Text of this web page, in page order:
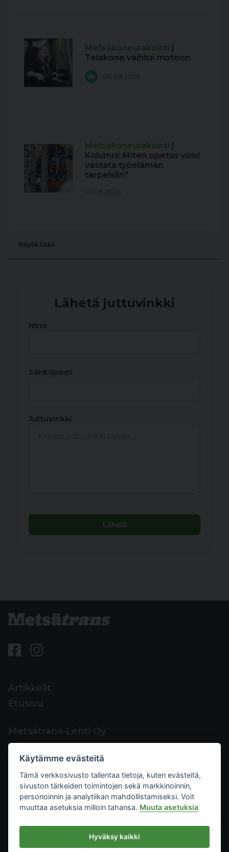
Metsäkoneurakointi |
Telakone vaihtui motoon
08.08.2026
Metsäkoneurakointi |
Kolumni: Miten opetus voisi
vastata työelämän
tarpeisiin?
07.08.2026
Näytä lisää
Lähetä juttuvinkki
Nimi
Sähköposti
Juttuvinkki
Lähetä
Artikkelit
Etusivu
Metsätrans-Lehti Oy
Asiakaspalvelu
Yhteystiedot
Palaute
Mediakortti
Metsätrans-Lehti Oy
2026
Tietosuoja
Käytämme evästeitä
Tämä verkkosivusto tallentaa tietoja, kuten evästeitä,
sivuston tärkeiden toimintojen sekä markkinoinnin,
personoinnin ja analytiikan mahdollistamiseksi. Voit
muuttaa asetuksia milloin tahansa. Muuta asetuksia
Hyväksy kaikki